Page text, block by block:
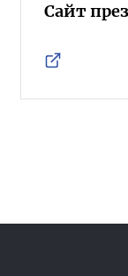
Сайт